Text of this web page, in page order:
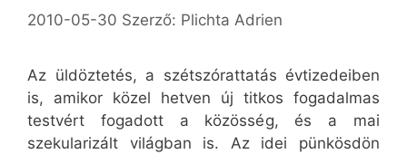
2010-05-30 Szerző: Plichta Adrien
Az üldöztetés, a szétszórattatás évtizedeiben
is, amikor közel hetven új titkos fogadalmas
testvért fogadott a közösség, és a mai
szekularizált világban is. Az idei pünkösdön